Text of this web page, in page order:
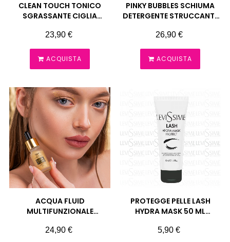
CLEAN TOUCH TONICO
SGRASSANTE CIGLIA
Prezzo
23,90 €
ACQUISTA
PINKY BUBBLES SCHIUMA
DETERGENTE STRUCCANTE
Prezzo
26,90 €
ACQUISTA
ACQUA FLUID
MULTIFUNZIONALE
SOPRACCIGLIA ZOLA
Prezzo
24,90 €
PROTEGGE PELLE LASH
HYDRA MASK 50 ML
Prezzo
5,90 €